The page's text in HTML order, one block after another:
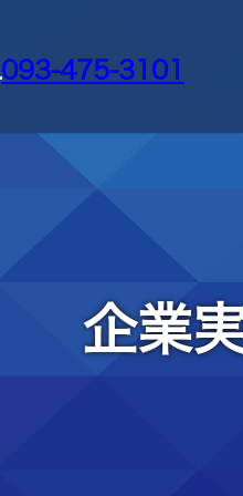
093-475-3101
企業